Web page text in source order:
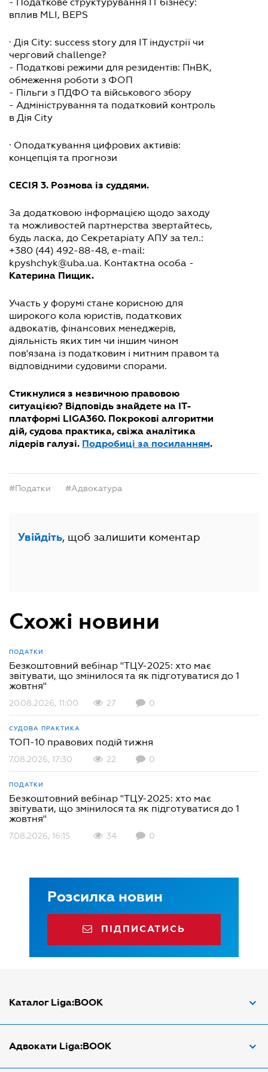
вплив MLI, BEPS
· Дія City: success story для ІТ індустрії чи
черговий challenge?
- Податкові режими для резидентів: ПнВК,
обмеження роботи з ФОП
- Пільги з ПДФО та військового збору
- Адміністрування та податковий контроль
в Дія City
· Оподаткування цифрових активів:
концепція та прогнози
СЕСІЯ 3. Розмова із суддями.
За додатковою інформацією щодо заходу
та можливостей партнерства звертайтесь,
будь ласка, до Секретаріату АПУ за тел.:
+380 (44) 492-88-48, e-mail:
kpyshchyk@uba.ua. Контактна особа -
Катерина Пищик.
Участь у форумі стане корисною для
широкого кола юристів, податкових
адвокатів, фінансових менеджерів,
діяльність яких тим чи іншим чином
пов'язана із податковим і митним правом та
відповідними судовими спорами.
Стикнулися з незвичною правовою
ситуацією? Відповідь знайдете на ІТ-
платформі LIGA360. Покрокові алгоритми
дій, судова практика, свіжа аналітика
лідерів галузі. Подробиці за посиланням.
#Податки #Адвокатура
Увійдіть, щоб залишити коментар
Схожі новини
ПОДАТКИ
Безкоштовний вебінар "ТЦУ-2025: хто має
звітувати, що змінилося та як підготуватися до 1
жовтня"
20.08.2026, 11:00 27 0
СУДОВА ПРАКТИКА
ТОП-10 правових подій тижня
7.08.2026, 17:30 22 0
ПОДАТКИ
Безкоштовний вебінар "ТЦУ-2025: хто має
звітувати, що змінилося та як підготуватися до 1
жовтня"
7.08.2026, 16:15 34 0
Розсилка новин
ПІДПИСАТИСЬ
Каталог Liga:BOOK
Адвокат по ДТП
Адвокати Liga:BOOK